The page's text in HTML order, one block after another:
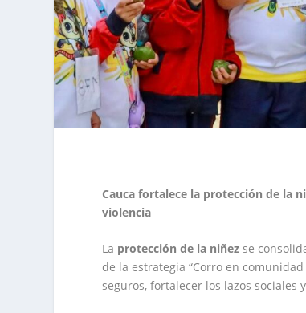
Cauca fortalece la protección de la
violencia
La protección de la niñez se
de la estrategia “Corro en
seguros, fortalecer los lazos